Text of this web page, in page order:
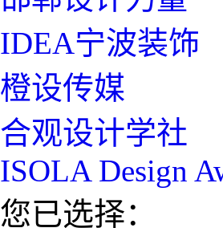
IDEA宁波装饰
橙设传媒
合观设计学社
ISOLA Design
您已选择：